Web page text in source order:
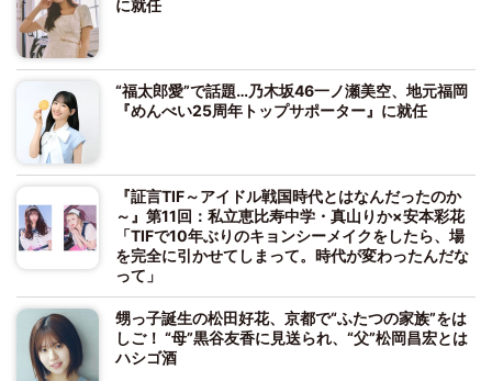
に就任
“福太郎愛”で話題…乃木坂46一ノ瀬美空、地元福岡
『めんべい25周年トップサポーター』に就任
『証言TIF～アイドル戦国時代とはなんだったのか
～』第11回：私立恵比寿中学・真山りか×安本彩花
「TIFで10年ぶりのキョンシーメイクをしたら、場
を完全に引かせてしまって。時代が変わったんだな
って」
甥っ子誕生の松田好花、京都で“ふたつの家族”をは
しご！ “母”黒谷友香に見送られ、“父”松岡昌宏とは
ハシゴ酒